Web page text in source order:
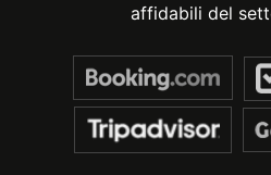
affidabili del